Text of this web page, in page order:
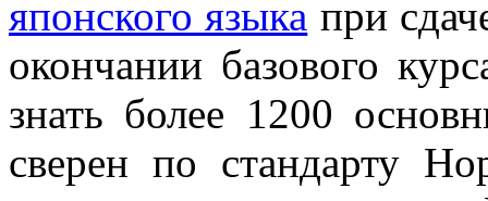
японского языка при
окончании базового
знать более 1200
сверен по стандарту